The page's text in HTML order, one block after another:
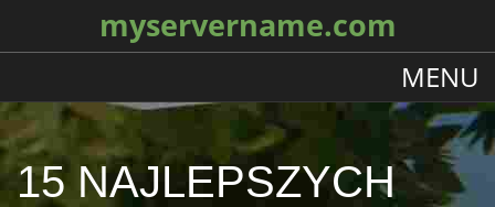
myservername.com
MENU
15 NAJLEPSZYCH